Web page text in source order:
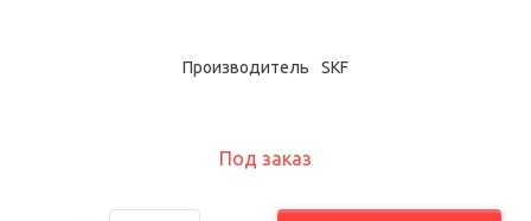
Под заказ
Производитель SKF